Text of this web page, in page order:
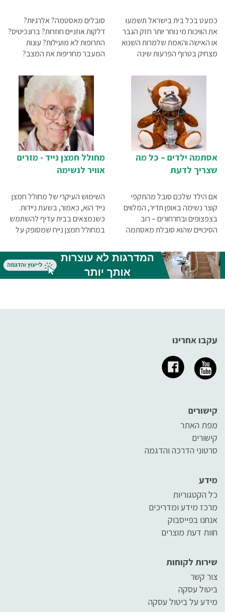
סובלים מאסטמה? אלרגיות?
דלקות אוזניים חוזרות? ברונכיטיס?
התרופות לא מועילות? עונות
המעבר מחריפות את המצב?
יכול לסייע לכם ללא תרופות וללא
כמעט בכל בית בישראל תשמעו
את הוויכוח מי נוחר יותר חזק הגבר
או האישה והאמת שלמרות השנוא
מצחיק בטרוף הפרעות שינה
ביותר.
מחולל חמצן נייד - מזרים
אוויר לנשימה
השימוש העיקרי של מחולל חמצן
נייד הוא, כאמור, בשעת ניידות.
כשנמצאים בבית עדיף להשתמש
במחולל חמצן נייח שמסופק על
זאת על מנת לשמור על המכשיר
הנייד כך שיהיה מלא ומוכן
לשימוש ברגע שבו מעוניינים
אסתמה ילדים – כל מה
שצריך לדעת
אם הילד שלכם סובל מהתקפי
קוצר נשימה באופן תדיר, המלווים
בצפצופים ובחרחורים – רוב
הסיכויים שהוא סובלת מאסתמה
אם עוד לא, חשוב כשהוריו תכירו
את הסיבות למחלה ואת תסמיניה
עקבו אחרינו
קישורים
מפת האתר
קישורים
סרטוני הדרכה והדגמה
מידע
כל הקטגוריות
מרכז מידע ומדריכים
אנחנו בפייסבוק
חוות דעת מוצרים
שירות לקוחות
צור קשר
ביטול עסקה
מידע על ביטול עסקה